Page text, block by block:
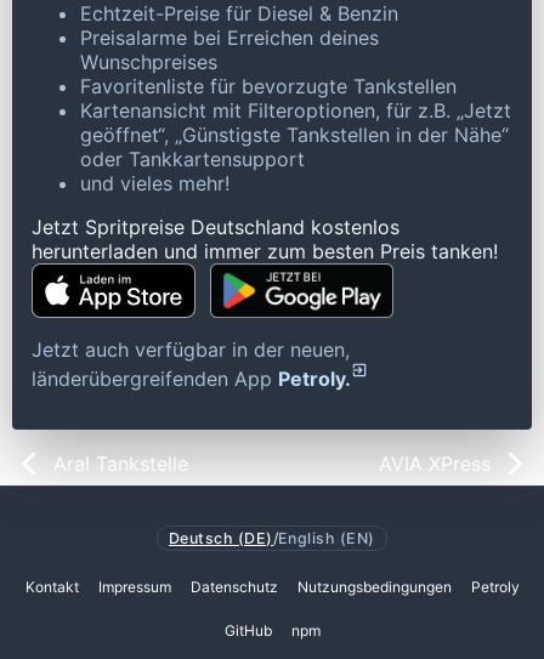
Echtzeit-Preise für Diesel & Benzin
Preisalarme bei Erreichen deines
Wunschpreises
Favoritenliste für bevorzugte Tankstellen
Kartenansicht mit Filteroptionen, für z.B. „Jetzt
geöffnet“, „Günstigste Tankstellen in der Nähe“
oder Tankkartensupport
und vieles mehr!
Jetzt Spritpreise Deutschland kostenlos
herunterladen und immer zum besten Preis tanken!
Jetzt auch verfügbar in der neuen,
länderübergreifenden App Petroly.
Aral Tankstelle AVIA XPress
Deutsch (DE) /English (EN)
Kontakt Impressum Datenschutz Nutzungsbedingungen Petroly
GitHub npm